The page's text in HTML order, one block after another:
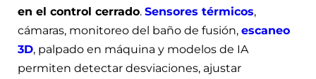
en el control cerrado. Sensores térmicos,
cámaras, monitoreo del baño de fusión, escaneo
3D, palpado en máquina y modelos de IA
permiten detectar desviaciones, ajustar